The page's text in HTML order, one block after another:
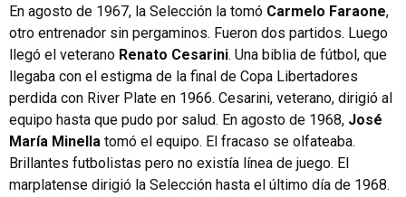
En agosto de 1967, la Selección la tomó Carmelo Faraone,
otro entrenador sin pergaminos. Fueron dos partidos. Luego
llegó el veterano Renato Cesarini. Una biblia de fútbol, que
llegaba con el estigma de la final de Copa Libertadores
perdida con River Plate en 1966. Cesarini, veterano, dirigió al
equipo hasta que pudo por salud. En agosto de 1968, José
María Minella tomó el equipo. El fracaso se olfateaba.
Brillantes futbolistas pero no existía línea de juego. El
marplatense dirigió la Selección hasta el último día de 1968.